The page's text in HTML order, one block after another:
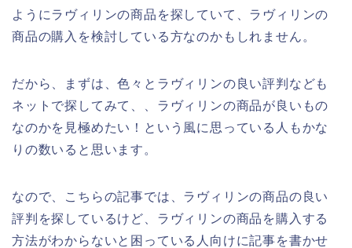
ようにラヴィリンの商品を探していて、ラヴィリンの
商品の購入を検討している方なのかもしれません。
だから、まずは、色々とラヴィリンの良い評判なども
ネットで探してみて、、ラヴィリンの商品が良いもの
なのかを見極めたい！という風に思っている人もかな
りの数いると思います。
なので、こちらの記事では、ラヴィリンの商品の良い
評判を探しているけど、ラヴィリンの商品を購入する
方法がわからないと困っている人向けに記事を書かせ